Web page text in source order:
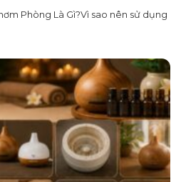
Phòng Là Gì?Vì sao nên sử dụng